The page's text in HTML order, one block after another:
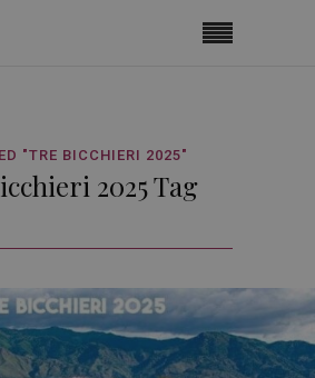
"TRE BICCHIERI 2025"
2025 Tag